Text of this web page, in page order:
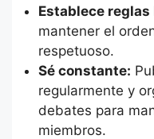
Establece reglas
mantener el
respetuoso.
Sé constante:
regularmente y
debates para
miembros.